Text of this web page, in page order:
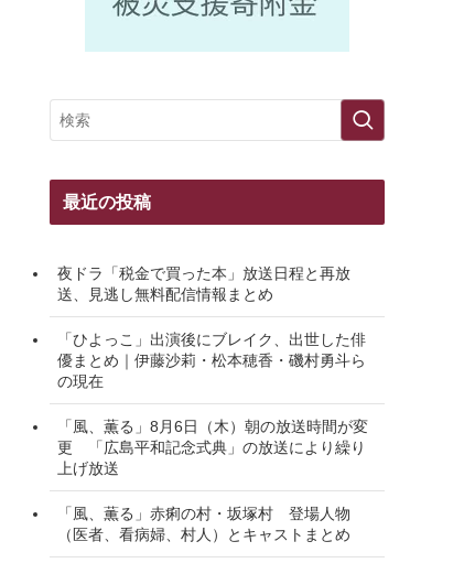
最近の投稿
夜ドラ「税金で買った本」放送日程と再放
送、見逃し無料配信情報まとめ
「ひよっこ」出演後にブレイク、出世した俳
優まとめ｜伊藤沙莉・松本穂香・磯村勇斗ら
の現在
「風、薫る」8月6日（木）朝の放送時間が変
更 「広島平和記念式典」の放送により繰り
上げ放送
「風、薫る」赤痢の村・坂塚村 登場人物
（医者、看病婦、村人）とキャストまとめ